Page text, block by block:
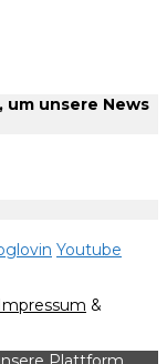
um unsere News
Youtube
Impressum &